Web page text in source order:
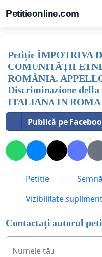
Petitieonline.com
Petiție ÎMPOTRIVA
COMUNITĂȚII
ROMÂNIA.
Discriminazione
ITALIANA IN
Publică pe
Petitie
Vizibilitate
Contactați autorul
Numele tău